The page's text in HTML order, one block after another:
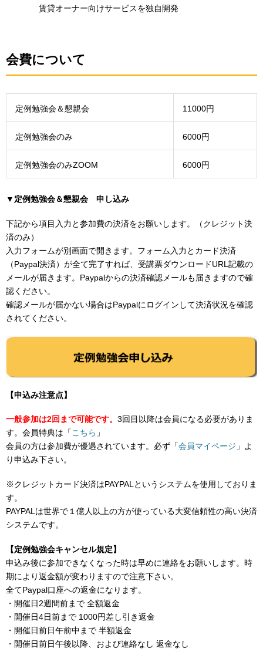
賃貸オーナー向けサービスを独自開発
会費について
定例勉強会＆懇親会 11000円
定例勉強会のみ 6000円
定例勉強会のみZOOM 6000円
▼定例勉強会＆懇親会 申し込み
下記から項目入力と参加費の決済をお願いします。（クレジット決
済のみ）
入力フォームが別画面で開きます。フォーム入力とカード決済
（Paypal決済）が全て完了すれば、受講票ダウンロードURL記載の
メールが届きます。Paypalからの決済確認メールも届きますので確
認ください。
確認メールが届かない場合はPaypalにログインして決済状況を確認
されてください。
【申込み注意点】
一般参加は2回まで可能です。 3回目以降は会員になる必要がありま
す。会員特典は「こちら 」
会員の方は参加費が優遇されています。必ず「会員マイページ 」よ
り申込み下さい。
※クレジットカード決済はPAYPALというシステムを使用しておりま
す。
PAYPALは世界で１億人以上の方が使っている大変信頼性の高い決済
システムです。
【定例勉強会キャンセル規定】
申込み後に参加できなくなった時は早めに連絡をお願いします。時
期により返金額が変わりますので注意下さい。
全てPaypal口座への返金になります。
・開催日2週間前まで 全額返金
・開催日4日前まで 1000円差し引き返金
・開催日前日午前中まで 半額返金
・開催日前日午後以降、および連絡なし 返金なし